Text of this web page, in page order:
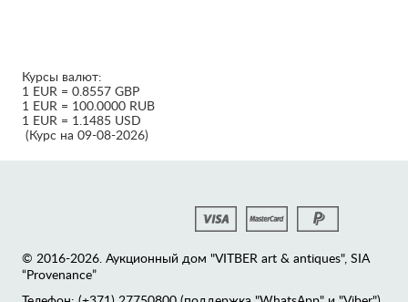
Курсы валют:
1 EUR = 0.8557 GBP
1 EUR = 100.0000 RUB
1 EUR = 1.1485 USD
(Курс на 09-08-2026)
© 2016-2026. Аукционный дом "VITBER art & antiques", SIA
“Provenance”